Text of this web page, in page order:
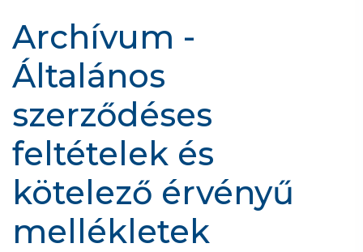
Archívum -
Általános
szerződéses
feltételek és
kötelező érvényű
mellékletek